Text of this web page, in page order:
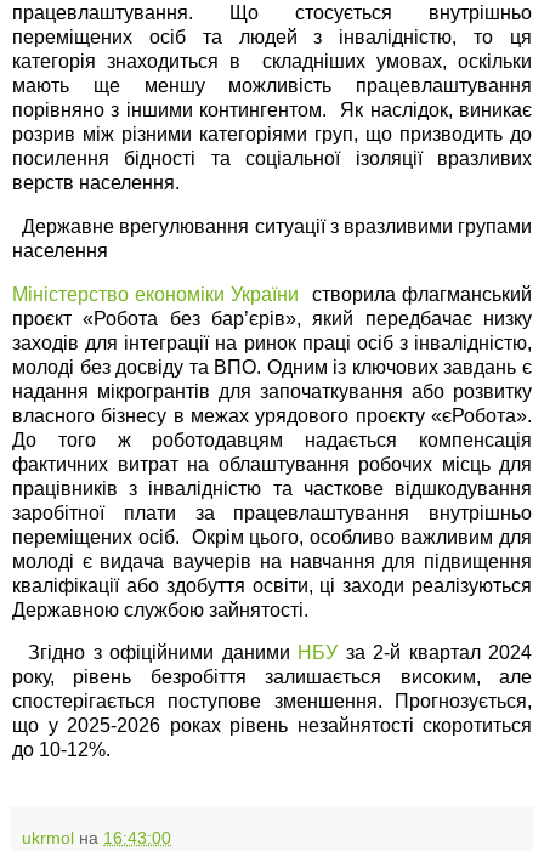
працевлаштування. Що стосується внутрішньо
переміщених осіб та людей з інвалідністю, то ця
категорія знаходиться в складніших умовах, оскільки
мають ще меншу можливість працевлаштування
порівняно з іншими контингентом. Як наслідок, виникає
розрив між різними категоріями груп, що призводить до
посилення бідності та соціальної ізоляції вразливих
верств населення.
Державне врегулювання ситуації з вразливими групами
населення
Міністерство економіки України створила флагманський
проєкт «Робота без бар’єрів», який передбачає низку
заходів для інтеграції на ринок праці осіб з інвалідністю,
молоді без досвіду та ВПО. Одним із ключових завдань є
надання мікрогрантів для започаткування або розвитку
власного бізнесу в межах урядового проєкту «єРобота».
До того ж роботодавцям надається компенсація
фактичних витрат на облаштування робочих місць для
працівників з інвалідністю та часткове відшкодування
заробітної плати за працевлаштування внутрішньо
переміщених осіб. Окрім цього, особливо важливим для
молоді є видача ваучерів на навчання для підвищення
кваліфікації або здобуття освіти, ці заходи реалізуються
Державною службою зайнятості.
Згідно з офіційними даними НБУ за 2-й квартал 2024
року, рівень безробіття залишається високим, але
спостерігається поступове зменшення. Прогнозується,
що у 2025-2026 роках рівень незайнятості скоротиться
до 10-12%.
ukrmol на 16:43:00